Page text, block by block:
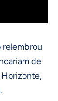
relembrou
de
Horizonte,